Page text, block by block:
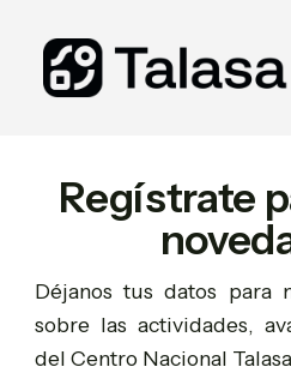
Regístrate
Déjanos tus datos para
sobre las actividades,
del Centro Nacional